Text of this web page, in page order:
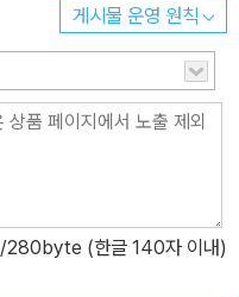
게시물 운영 원칙
/280byte (한글 140자 이내)